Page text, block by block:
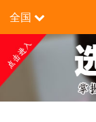
全国